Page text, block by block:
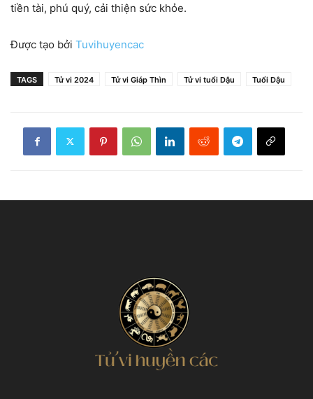
tiền tài, phú quý, cải thiện sức khỏe.
Được tạo bởi Tuvihuyencac
TAGS Tử vi 2024 Tử vi Giáp Thìn Tử vi tuổi Dậu Tuổi Dậu